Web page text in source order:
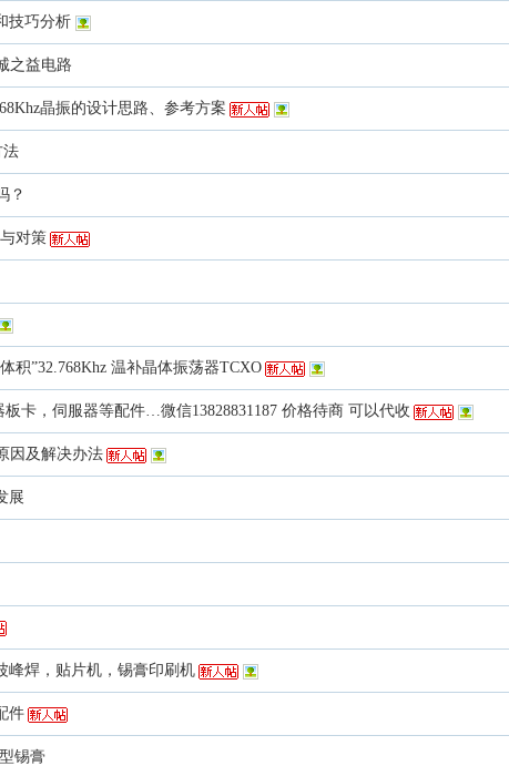
技巧分析
之益电路
晶振的设计思路、参考方案
法
？
对策
积”32.768Khz 温补晶体振荡器TCXO
卡，伺服器等配件…微信13828831187 价格待商 可以代收
因及解决办法
展
峰焊，贴片机，锡膏印刷机
件
锡膏